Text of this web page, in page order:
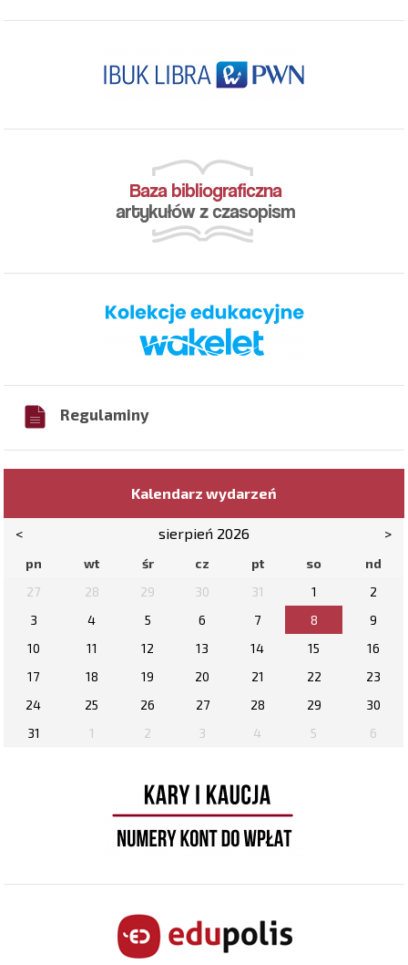
Regulaminy
Kalendarz wydarzeń
< sierpień 2026 >
pn wt śr cz pt so
nd
27
28 29 30 31 1
2
3
4 5 6 7 8
9
10
11 12 13 14 15
16
17
18 19 20 21 22
23
24
25 26 27 28 29
30
31
1 2 3 4 5 6